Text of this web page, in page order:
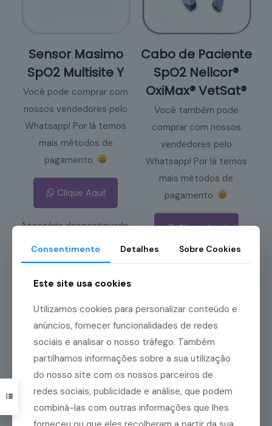
Sensor Masimo
SpO2 Multisite Y
Você pode comprar com
nossos vendedores pelo
Whatsapp! Por lá temos
mais métodos de
pagamento.
Clique Aqui!
Acessório descontinuado.
compatível:PO803
R$1.685,36
Ler mais
Cabo de Paciente
SpO2 Nellcor®
OxiMax® VetSat®
Você também pode
comprar com nossos
vendedores pelo
Whatsapp! Por lá temos
mais métodos de
pagamento.
Clique Aqui!
R$936,29
Consentimento Detalhes Sobre Cookies
Este site usa cookies
Utilizamos cookies para personalizar conteúdo e
anúncios, fornecer funcionalidades de redes
sociais e analisar o nosso tráfego. Também
partilhamos informações sobre a sua utilização
do nosso site com os nossos parceiros de
redes sociais, publicidade e análise, que podem
combiná-las com outras informações que lhes